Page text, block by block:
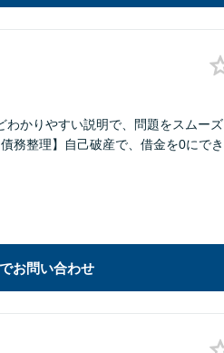
わかりやすい説明で、問題をスムーズ
務整理】自己破産で、借金を0にでき
お問い合わせ